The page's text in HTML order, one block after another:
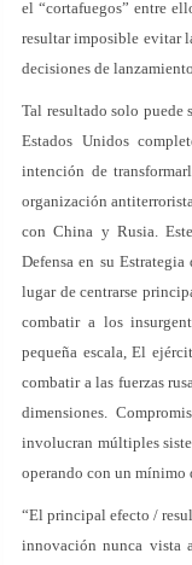
el “cortafuegos” entre
resultar imposible evitar
decisiones de
Tal resultado solo puede
Estados Unidos
intención de
organización
con China y Rusia.
Defensa en su
lugar de centrarse
combatir a los
pequeña escala, El
combatir a las fuerzas
dimensiones.
involucran múltiples
operando con un mínimo
“El principal efecto /
innovación nunca vista